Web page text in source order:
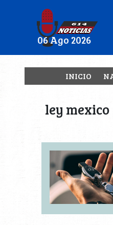
06 Ago 2026
INICIO
ley mexico